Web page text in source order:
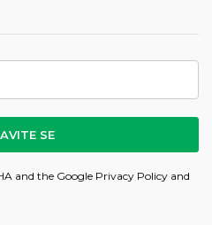
SE
and the Google Privacy Policy and